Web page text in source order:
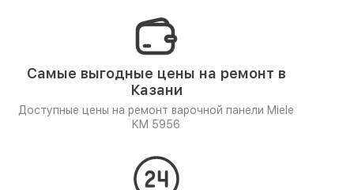
Самые выгодные цены на ремонт в
Казани
Доступные цены на ремонт варочной панели Miele
KM 5956